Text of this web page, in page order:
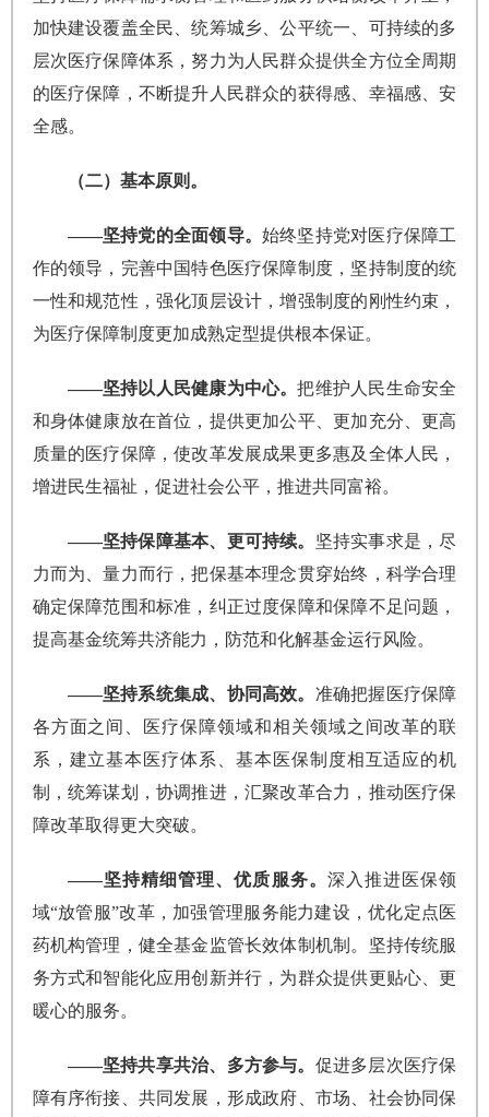
加快建设覆盖全民、统筹城乡、公平统一、可持续的多
层次医疗保障体系，努力为人民群众提供全方位全周期
的医疗保障，不断提升人民群众的获得感、幸福感、安
全感。
（二）基本原则。
——坚持党的全面领导。 始终坚持党对医疗保障工
作的领导，完善中国特色医疗保障制度，坚持制度的统
一性和规范性，强化顶层设计，增强制度的刚性约束，
为医疗保障制度更加成熟定型提供根本保证。
——坚持以人民健康为中心。把维护人民生命安全
和身体健康放在首位，提供更加公平、更加充分、更高
质量的医疗保障，使改革发展成果更多惠及全体人民，
增进民生福祉，促进社会公平，推进共同富裕。
——坚持保障基本、更可持续。 坚持实事求是，尽
力而为、量力而行，把保基本理念贯穿始终，科学合理
确定保障范围和标准，纠正过度保障和保障不足问题，
提高基金统筹共济能力，防范和化解基金运行风险。
——坚持系统集成、协同高效。 准确把握医疗保障
各方面之间、医疗保障领域和相关领域之间改革的联
系，建立基本医疗体系、基本医保制度相互适应的机
制，统筹谋划，协调推进，汇聚改革合力，推动医疗保
障改革取得更大突破。
——坚持精细管理、优质服务。 深入推进医保领
域“放管服”改革，加强管理服务能力建设，优化定点医
药机构管理，健全基金监管长效体制机制。坚持传统服
务方式和智能化应用创新并行，为群众提供更贴心、更
暖心的服务。
——坚持共享共治、多方参与。 促进多层次医疗保
障有序衔接、共同发展，形成政府、市场、社会协同保